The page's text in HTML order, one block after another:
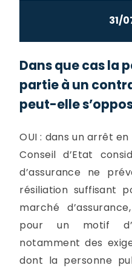
31/
Dans que cas la
partie à un
peut-elle
OUI : dans un arrêt en
Conseil d’Etat
d’assurance ne
résiliation suffisant
marché
pour un motif
notamment des
dont la personne